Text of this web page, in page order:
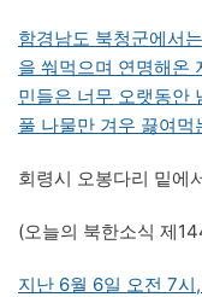
함경남도 북청군에서
을 쒀먹으며 연명해온
민들은 너무 오랫동안
풀 나물만 겨우 끓여
회령시 오봉다리 밑에
(오늘의 북한소식 제
지난 6월 6일 오전 7